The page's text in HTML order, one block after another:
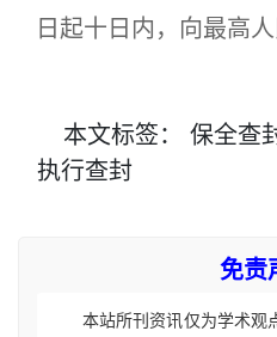
日起十日内，向最高
本文标签： 保全查
执行查封
免责
本站所刊资讯仅为学术观